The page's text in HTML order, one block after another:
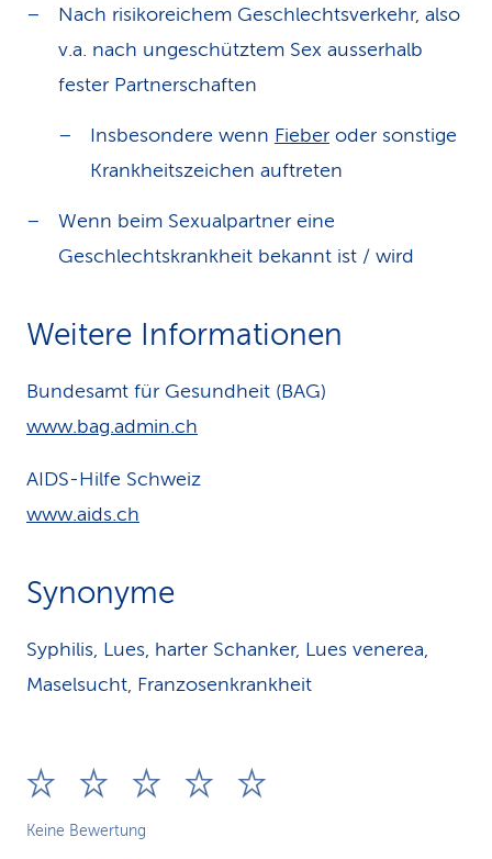
Nach risikoreichem Geschlechtsverkehr, also
v.a. nach ungeschütztem Sex ausserhalb
fester Partnerschaften
Insbesondere wenn Fieber oder sonstige
Krankheitszeichen auftreten
Wenn beim Sexualpartner eine
Geschlechtskrankheit bekannt ist / wird
Weitere Informationen
Bundesamt für Gesundheit (BAG)
www.bag.admin.ch
AIDS-Hilfe Schweiz
www.aids.ch
Synonyme
Syphilis, Lues, harter Schanker, Lues venerea,
Maselsucht, Franzosenkrankheit
Keine Bewertung